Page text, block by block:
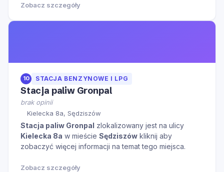
Zobacz szczegóły
10 STACJA BENZYNOWE I LPG
Stacja paliw Gronpal
brak opinii
Kielecka 8a, Sędziszów
Stacja paliw Gronpal zlokalizowany jest na ulicy
Kielecka 8a w mieście Sędziszów kliknij aby
zobaczyć więcej informacji na temat tego miejsca.
Zobacz szczegóły